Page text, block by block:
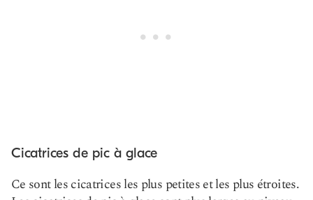
Cicatrices de pic à glace
Ce sont les cicatrices les plus petites et les plus étroites.